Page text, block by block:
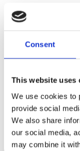
Consent
This website uses
We use cookies to
provide social
We also share
our social media,
may combine it
E-postadress
Spara mitt
Allt tystnade!
Höjd skatt på bilar